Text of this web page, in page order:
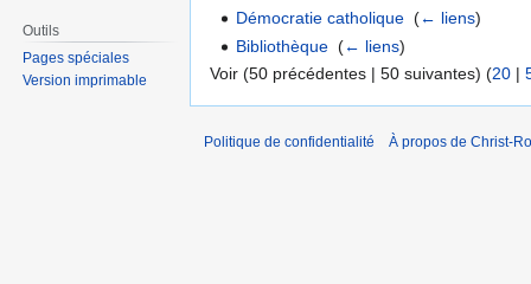
Démocratie catholique ‎(← liens)
Bibliothèque ‎(← liens)
Voir (50 précédentes | 50 suivantes) (20 |
Outils
Pages spéciales
Version imprimable
Politique de confidentialité À propos de Christ-